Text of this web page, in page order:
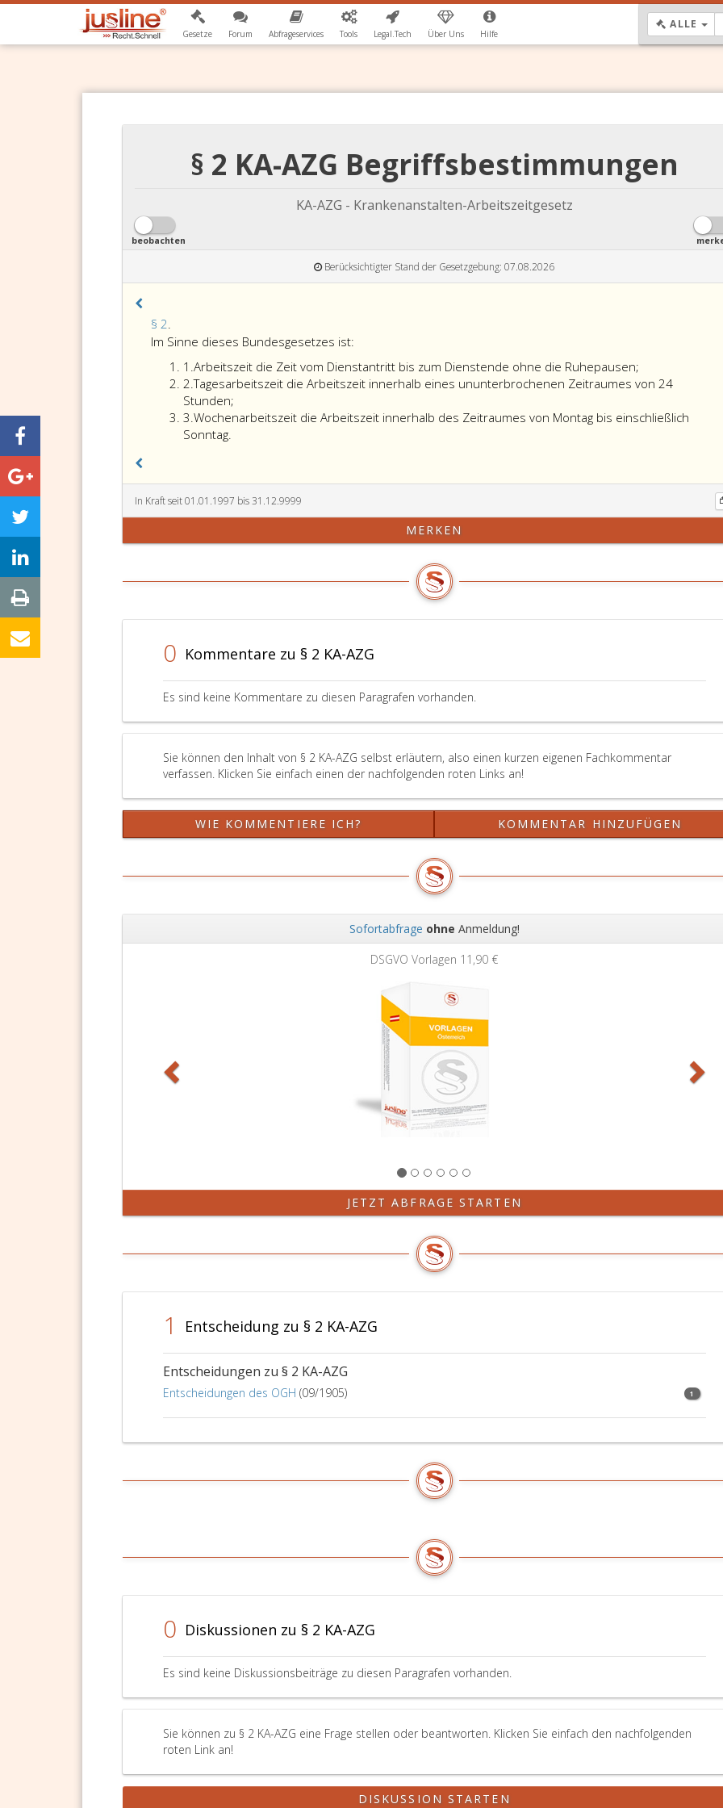
Gesetze Forum Abfrageservices Tools Legal.Tech Über Uns Hilfe
ALLE
§ 2 KA-AZG Begriffsbestimmungen
KA-AZG - Krankenanstalten-Arbeitszeitgesetz
beobachten
Berücksichtigter Stand der Gesetzgebung: 07.08.2026
§ 2.
2,
Im Sinne dieses Bundesgesetzes ist:
1.Ziffer
eins
Arbeitszeit die Zeit vom Dienstantritt bis zum Dienstende ohne die Ruhepausen;
2.Ziffer
2
Tagesarbeitszeit die Arbeitszeit innerhalb eines ununterbrochenen Zeitraumes von 24
Stunden;
3.Ziffer
3
Wochenarbeitszeit die Arbeitszeit innerhalb des Zeitraumes von Montag bis einschließlich
Sonntag.
In Kraft seit 01.01.1997 bis 31.12.9999
MERKEN
0 Kommentare zu § 2 KA-AZG
Es sind keine Kommentare zu diesen Paragrafen vorhanden.
Sie können den Inhalt von § 2 KA-AZG selbst erläutern, also einen kurzen eigenen Fachkommentar
verfassen. Klicken Sie einfach einen der nachfolgenden roten Links an!
WIE KOMMENTIERE ICH? KOMMENTAR HINZUFÜGEN
Sofortabfrage ohne Anmeldung!
DSGVO Vorlagen 11,90 €
JETZT ABFRAGE STARTEN
1 Entscheidung zu § 2 KA-AZG
Entscheidungen zu § 2 KA-AZG
Entscheidungen des OGH (09/1905) 1
0 Diskussionen zu § 2 KA-AZG
Es sind keine Diskussionsbeiträge zu diesen Paragrafen vorhanden.
Sie können zu § 2 KA-AZG eine Frage stellen oder beantworten. Klicken Sie einfach den nachfolgenden
roten Link an!
DISKUSSION STARTEN